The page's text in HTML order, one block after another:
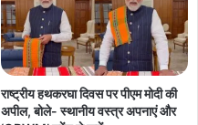
राष्ट्रीय हथकरघा दिवस पर पीएम मोदी की
अपील, बोले- स्थानीय वस्त्र अपनाएं और